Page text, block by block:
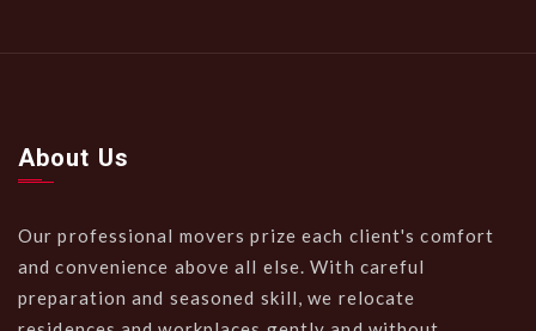
About Us
Our professional movers prize each client's comfort
and convenience above all else. With careful
preparation and seasoned skill, we relocate